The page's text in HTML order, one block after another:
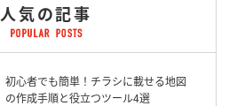
人気の記事
初心者でも簡単！チラシに載せる地図
の作成手順と役立つツール4選